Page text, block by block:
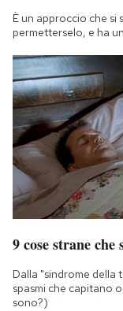
È un approccio che
permetterselo, e ha
9 cose strane
Dalla "sindrome della
spasmi che capitano
sono?)